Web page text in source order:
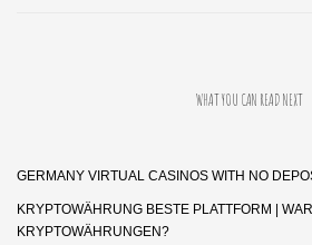
WHAT YOU CAN READ NEXT
GERMANY VIRTUAL CASINOS WITH NO
KRYPTOWÄHRUNG BESTE PLATTFORM |
KRYPTOWÄHRUNGEN?